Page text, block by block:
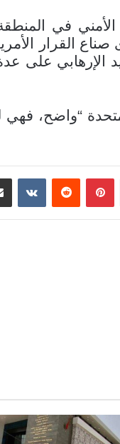
في
القرار
الإرهابي
“واضح،
بينتيريست